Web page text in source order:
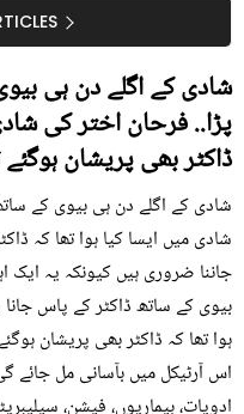
سستا اور قدرتی حل
شادی کے اگلے دن ہی
پڑا.. فرحان اختر کی
ڈاکٹر بھی پریشان
شادی کے اگلے دن ہی بیوی کے
شادی میں ایسا کیا ہوا تھا کہ
جاننا ضروری ہیں کیونکہ یہ ایک
بیوی کے ساتھ ڈاکٹر کے پاس
ہوا تھا کہ ڈاکٹر بھی پریشان
اس آرٹیکل میں بآسانی مل جائے